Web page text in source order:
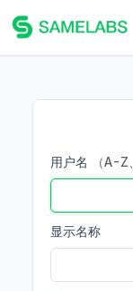
用户名 （A-
显示名称